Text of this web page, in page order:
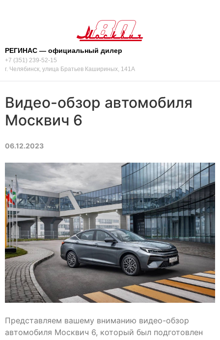
РЕГИНАС — официальный дилер
+7 (351) 239-52-15
г. Челябинск, улица Братьев Кашириных, 141А
Видео-обзор автомобиля
Москвич 6
06.12.2023
Представляем вашему вниманию видео-обзор
автомобиля Москвич 6, который был подготовлен